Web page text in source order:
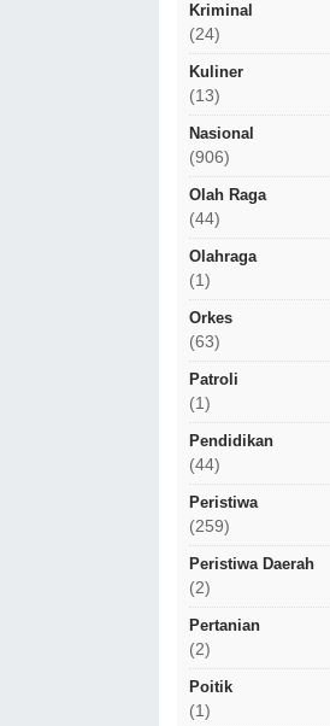
Kriminal
(24)
Kuliner
(13)
Nasional
(906)
Olah Raga
(44)
Olahraga
(1)
Orkes
(63)
Patroli
(1)
Pendidikan
(44)
Peristiwa
(259)
Peristiwa Daerah
(2)
Pertanian
(2)
Poitik
(1)